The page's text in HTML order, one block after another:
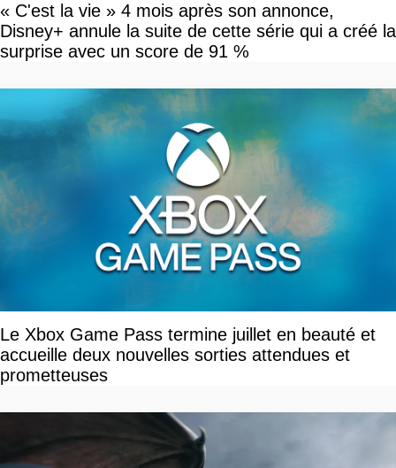
« C'est la vie » 4 mois après son annonce,
Disney+ annule la suite de cette série qui a créé la
surprise avec un score de 91 %
Le Xbox Game Pass termine juillet en beauté et
accueille deux nouvelles sorties attendues et
prometteuses